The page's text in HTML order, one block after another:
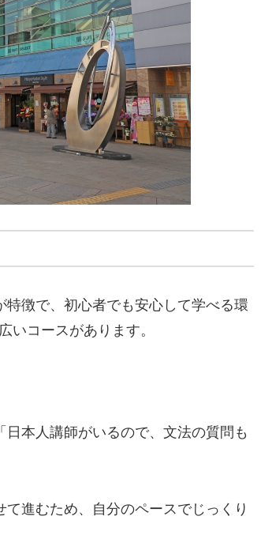
徴で、初心者でも安心して学べる環
いコースがあります。
本人講師がいるので、文法の質問も
進むため、自分のペースでじっくり